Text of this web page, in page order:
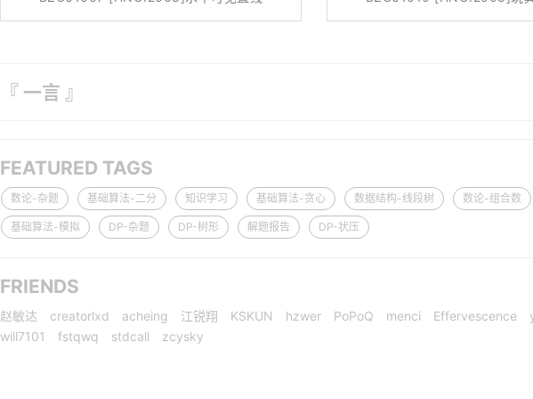
『 一言 』
FEATURED TAGS
数论-杂题 基础算法-二分 知识学习 基础算法-贪心 数据结构-线段树 数论-组合数
基础算法-模拟 DP-杂题 DP-树形 解题报告 DP-状压
FRIENDS
赵敏达 creatorlxd acheing 江锐翔 KSKUN hzwer PoPoQ menci Effervescence
will7101
fstqwq stdcall zcysky